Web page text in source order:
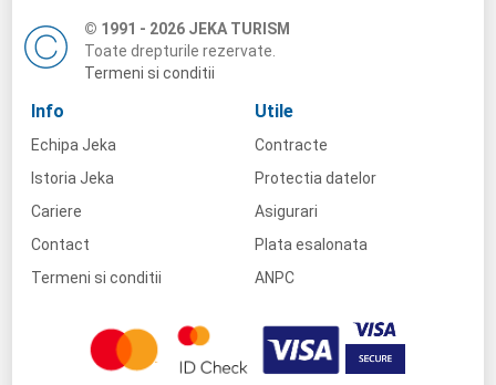
© 1991 - 2026 JEKA TURISM
Toate drepturile rezervate.
Termeni si conditii
Info
Echipa Jeka
Istoria Jeka
Cariere
Contact
Termeni si conditii
Utile
Contracte
Protectia datelor
Asigurari
Plata esalonata
ANPC